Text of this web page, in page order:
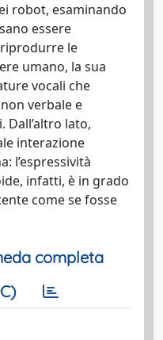
robot, esaminando
essere
le
umano, la sua
vocali che
verbale e
Dall’altro lato,
interazione
l’espressività
infatti, è in grado
come se fosse
completa